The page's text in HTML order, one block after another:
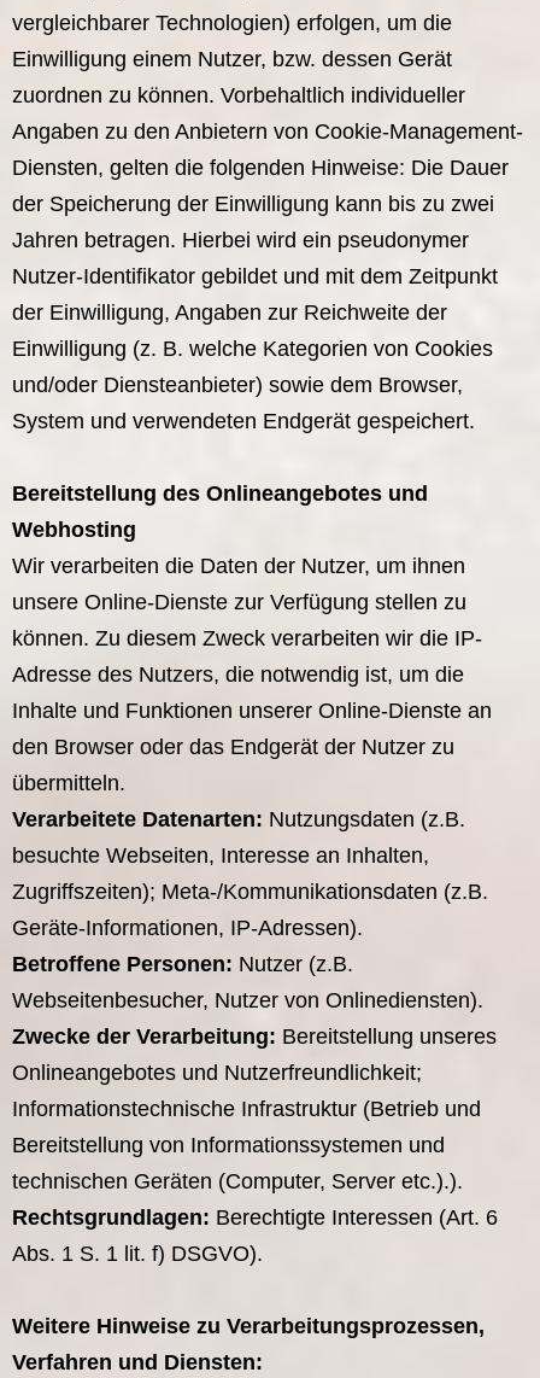
vergleichbarer Technologien) erfolgen, um die
Einwilligung einem Nutzer, bzw. dessen Gerät
zuordnen zu können. Vorbehaltlich individueller
Angaben zu den Anbietern von Cookie-Management-
Diensten, gelten die folgenden Hinweise: Die Dauer
der Speicherung der Einwilligung kann bis zu zwei
Jahren betragen. Hierbei wird ein pseudonymer
Nutzer-Identifikator gebildet und mit dem Zeitpunkt
der Einwilligung, Angaben zur Reichweite der
Einwilligung (z. B. welche Kategorien von Cookies
und/oder Diensteanbieter) sowie dem Browser,
System und verwendeten Endgerät gespeichert.
Bereitstellung des Onlineangebotes und
Webhosting
Wir verarbeiten die Daten der Nutzer, um ihnen
unsere Online-Dienste zur Verfügung stellen zu
können. Zu diesem Zweck verarbeiten wir die IP-
Adresse des Nutzers, die notwendig ist, um die
Inhalte und Funktionen unserer Online-Dienste an
den Browser oder das Endgerät der Nutzer zu
übermitteln.
Verarbeitete Datenarten: Nutzungsdaten (z.B.
besuchte Webseiten, Interesse an Inhalten,
Zugriffszeiten); Meta-/Kommunikationsdaten (z.B.
Geräte-Informationen, IP-Adressen).
Betroffene Personen: Nutzer (z.B.
Webseitenbesucher, Nutzer von Onlinediensten).
Zwecke der Verarbeitung: Bereitstellung unseres
Onlineangebotes und Nutzerfreundlichkeit;
Informationstechnische Infrastruktur (Betrieb und
Bereitstellung von Informationssystemen und
technischen Geräten (Computer, Server etc.).).
Rechtsgrundlagen: Berechtigte Interessen (Art. 6
Abs. 1 S. 1 lit. f) DSGVO).
Weitere Hinweise zu Verarbeitungsprozessen,
Verfahren und Diensten: